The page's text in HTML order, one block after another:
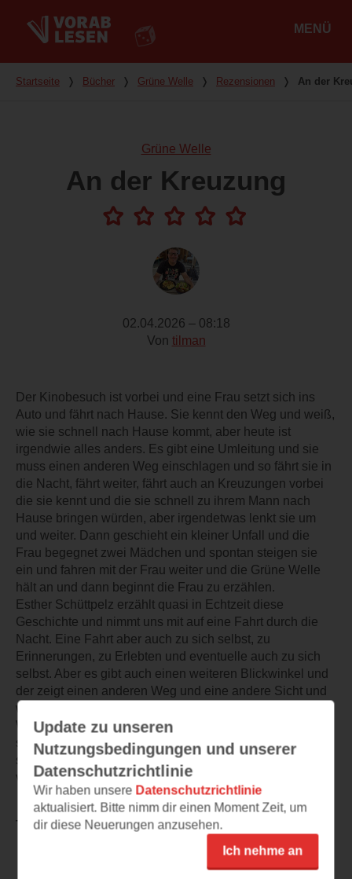
MENÜ
Du bist hier
Startseite ❭ Bücher ❭ Grüne Welle ❭ Rezensionen ❭ An der
Grüne Welle
An der Kreuzung
02.04.2026 – 08:18
Von tilman
Der Kinobesuch ist vorbei und eine Frau setzt sich ins
Auto und fährt nach Hause. Sie kennt den Weg und weiß,
wie sie schnell nach Hause kommt, aber heute ist
irgendwie alles anders. Es gibt eine Umleitung und sie
muss einen anderen Weg einschlagen und so fährt sie in
die Nacht, fährt weiter, fährt auch an Kreuzungen vorbei
die sie kennt und die sie schnell zu ihrem Mann nach
Hause bringen würden, aber irgendetwas lenkt sie um
und weiter. Dann geschieht ein kleiner Unfall und die
Frau begegnet zwei Mädchen und spontan steigen sie
ein und fahren mit der Frau weiter und die Grüne Welle
hält an und dann beginnt die Frau zu erzählen.
Esther Schüttpelz erzählt quasi in Echtzeit diese
Geschichte und nimmt uns mit auf eine Fahrt durch die
Nacht. Eine Fahrt aber auch zu sich selbst, zu
Erinnerungen, zu Erlebten und eventuelle auch zu sich
selbst. Aber es gibt auch einen weiteren Blickwinkel und
der zeigt einen anderen Weg und eine andere Sicht und
wir stehen an der Kreuzung und wissen nicht, welcher
Weg der richtige ist. Ein ganz starkes Buch, wo man
selbst am Steuer sitz und die Frau kann jeder von uns
sein und auf den wenigen Seiten des Buches passiert so
viel und verändert irgendwie alles. Stark!
TEILEN
Update zu unseren
Nutzungsbedingungen und unserer
Datenschutzrichtlinie
Wir haben unsere Datenschutzrichtlinie
aktualisiert. Bitte nimm dir einen Moment Zeit, um
dir diese Neuerungen anzusehen.
Ich nehme an